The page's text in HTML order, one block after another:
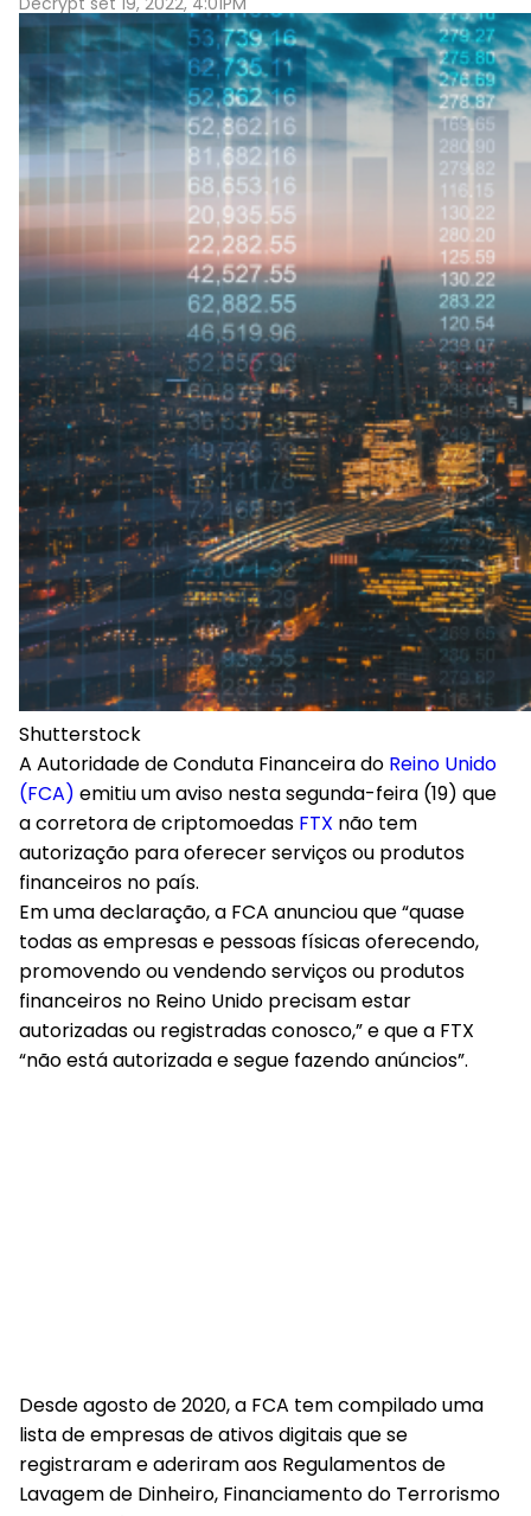
Shutterstock
A Autoridade de Conduta Financeira do Reino Unido
(FCA) emitiu um aviso nesta segunda-feira (19) que
a corretora de criptomoedas FTX não tem
autorização para oferecer serviços ou produtos
financeiros no país.
Em uma declaração, a FCA anunciou que “quase
todas as empresas e pessoas físicas oferecendo,
promovendo ou vendendo serviços ou produtos
financeiros no Reino Unido precisam estar
autorizadas ou registradas conosco,” e que a FTX
“não está autorizada e segue fazendo anúncios”.
Desde agosto de 2020, a FCA tem compilado uma
lista de empresas de ativos digitais que se
registraram e aderiram aos Regulamentos de
Lavagem de Dinheiro, Financiamento do Terrorismo